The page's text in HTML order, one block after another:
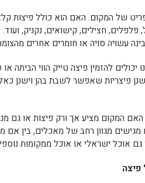
של המקום. האם הוא כולל פיצות
חצילים, קישואים, נקניק, ועוד.
עשויה סויה או חומרים אחרים
יכולים להזמין פיצה טייק הווי הביתה
ישנן פיצריות שאפשר לשבת בהן
האם המקום מציע אך ורק פיצות או גם
מגוון רחב של מאכלים, בין אם
גם אוכל ישראלי או אוכל ממקומות